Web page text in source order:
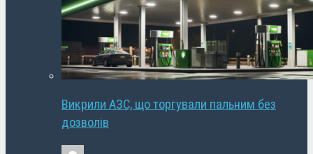
Викрили АЗС, що торгували пальним без
дозволів